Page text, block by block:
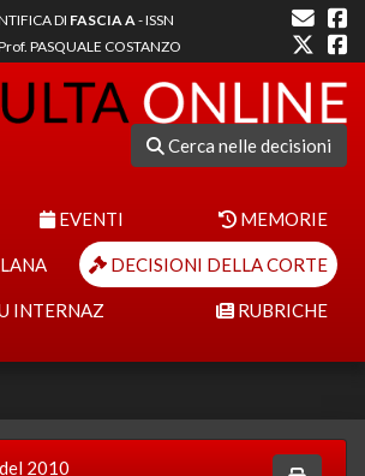
DI FASCIA A- ISSN
PASQUALE COSTANZO
Cerca nelle decisioni
EVENTI MEMORIE
DECISIONI DELLA CORTE
INTERNAZ RUBRICHE
2010